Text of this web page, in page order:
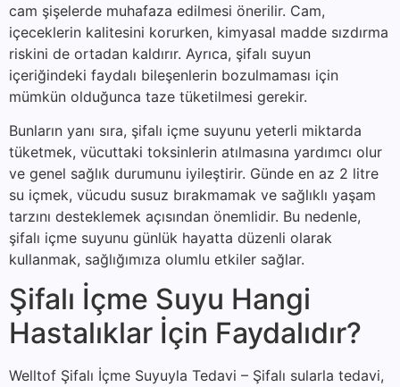
cam şişelerde muhafaza edilmesi önerilir. Cam,
içeceklerin kalitesini korurken, kimyasal madde sızdırma
riskini de ortadan kaldırır. Ayrıca, şifalı suyun
içeriğindeki faydalı bileşenlerin bozulmaması için
mümkün olduğunca taze tüketilmesi gerekir.
Bunların yanı sıra, şifalı içme suyunu yeterli miktarda
tüketmek, vücuttaki toksinlerin atılmasına yardımcı olur
ve genel sağlık durumunu iyileştirir. Günde en az 2 litre
su içmek, vücudu susuz bırakmamak ve sağlıklı yaşam
tarzını desteklemek açısından önemlidir. Bu nedenle,
şifalı içme suyunu günlük hayatta düzenli olarak
kullanmak, sağlığımıza olumlu etkiler sağlar.
Şifalı İçme Suyu Hangi
Hastalıklar İçin Faydalıdır?
Welltof Şifalı İçme Suyuyla Tedavi – Şifalı sularla tedavi,